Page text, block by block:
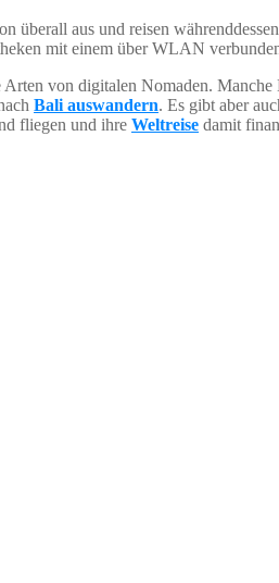
überall aus und reisen
mit einem über WLAN
von digitalen Nomaden.
Bali auswandern. Es gibt aber
fliegen und ihre Weltreise damit